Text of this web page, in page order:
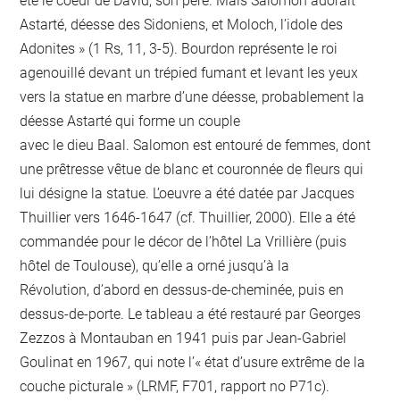
Astarté, déesse des Sidoniens, et Moloch, l’idole des
Adonites » (1 Rs, 11, 3-5). Bourdon représente le roi
agenouillé devant un trépied fumant et levant les yeux
vers la statue en marbre d’une déesse, probablement la
déesse Astarté qui forme un couple
avec le dieu Baal. Salomon est entouré de femmes, dont
une prêtresse vêtue de blanc et couronnée de fleurs qui
lui désigne la statue. L’oeuvre a été datée par Jacques
Thuillier vers 1646-1647 (cf. Thuillier, 2000). Elle a été
commandée pour le décor de l’hôtel La Vrillière (puis
hôtel de Toulouse), qu’elle a orné jusqu’à la
Révolution, d’abord en dessus-de-cheminée, puis en
dessus-de-porte. Le tableau a été restauré par Georges
Zezzos à Montauban en 1941 puis par Jean-Gabriel
Goulinat en 1967, qui note l’« état d’usure extrême de la
couche picturale » (LRMF, F701, rapport no P71c).